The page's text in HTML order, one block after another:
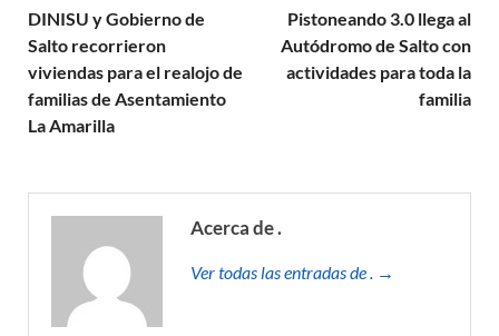
DINISU y Gobierno de
Salto recorrieron
viviendas para el realojo de
familias de Asentamiento
La Amarilla
Pistoneando 3.0 llega al
Autódromo de Salto con
actividades para toda la
familia
Acerca de .
Ver todas las entradas de . →